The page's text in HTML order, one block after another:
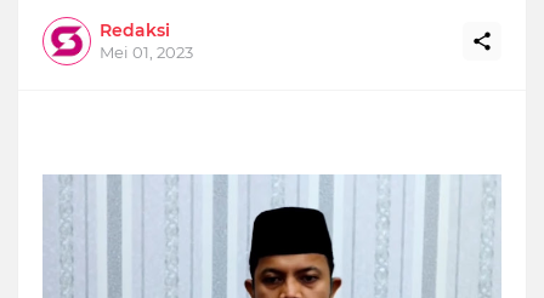
Redaksi
Mei 01, 2023